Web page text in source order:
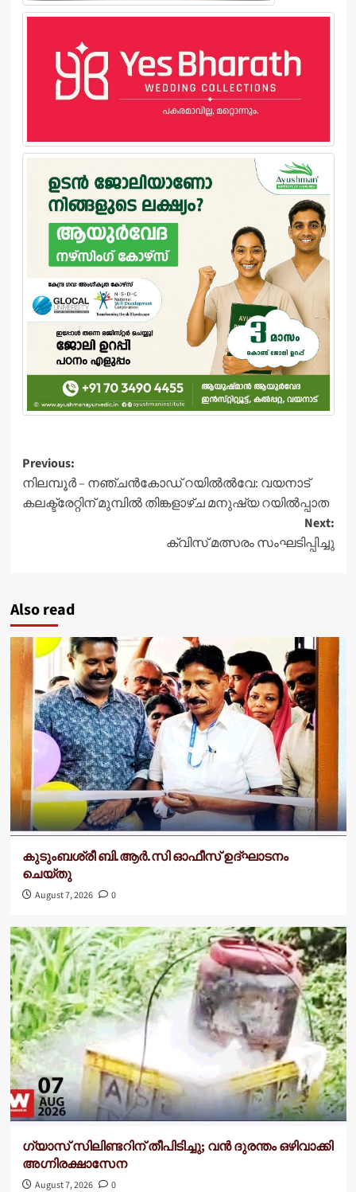
Post
navigation
Previous:
നിലമ്പൂർ – നഞ്ചൻകോഡ് റയിൽൽവേ: വയനാട്
കലക്ട്രേറ്റിന് മുമ്പിൽ തിങ്കളാഴ്ച മനുഷ്യ റയിൽപ്പാത
Next:
ക്വിസ് മത്സരം സംഘടിപ്പിച്ചു
Also read
കുടുംബശ്രീ ബി.ആര്‍.സി ഓഫീസ് ഉദ്ഘാടനം
ചെയ്തു
August 7, 2026 0
ഗ്യാസ് സിലിണ്ടറിന് തീപിടിച്ചു; വൻ ദുരന്തം ഒഴിവാക്കി
അഗ്നിരക്ഷാസേന
August 7, 2026 0